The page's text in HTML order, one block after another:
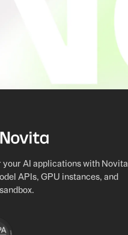
your AI applications with Novita
APIs, GPU instances, and